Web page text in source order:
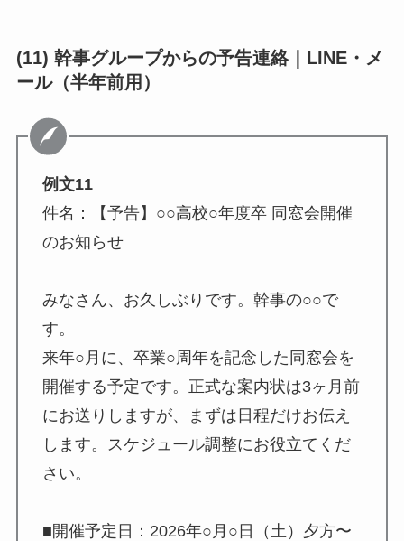
(11) 幹事グループからの予告連絡｜LINE・メ
ール（半年前用）
例文11
件名：【予告】○○高校○年度卒 同窓会開催
のお知らせ
みなさん、お久しぶりです。幹事の○○で
す。
来年○月に、卒業○周年を記念した同窓会を
開催する予定です。正式な案内状は3ヶ月前
にお送りしますが、まずは日程だけお伝え
します。スケジュール調整にお役立てくだ
さい。
■開催予定日：2026年○月○日（土）夕方〜